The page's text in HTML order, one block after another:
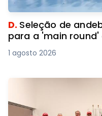
D. Seleção de
para a 'main round'
1 agosto 2026